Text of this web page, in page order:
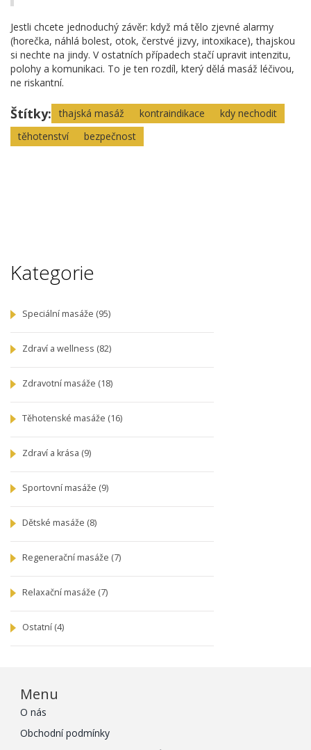
Jestli chcete jednoduchý závěr: když má tělo zjevné alarmy
(horečka, náhlá bolest, otok, čerstvé jizvy, intoxikace), thajskou
si nechte na jindy. V ostatních případech stačí upravit intenzitu,
polohy a komunikaci. To je ten rozdíl, který dělá masáž léčivou,
ne riskantní.
Štítky: thajská masáž kontraindikace
kdy nechodit
těhotenství
bezpečnost
Kategorie
Speciální masáže (95)
Zdraví a wellness (82)
Zdravotní masáže (18)
Těhotenské masáže (16)
Zdraví a krása (9)
Sportovní masáže (9)
Dětské masáže (8)
Regenerační masáže (7)
Relaxační masáže (7)
Ostatní (4)
Menu
O nás
Obchodní podmínky